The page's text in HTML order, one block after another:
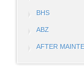
BHS
ABZ
AFTER